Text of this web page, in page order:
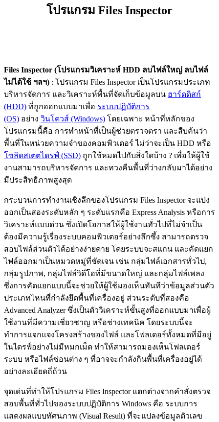
โปรแกรม Files Inspector
Files Inspector (โปรแกรมวิเคราะห์ HDD ลบไฟล์ใหญ่ ลบไฟล์
ไม่ได้ใช้ ฯลฯ) : โปรแกรม Files Inspector เป็นโปรแกรมประเภท
บริหารจัดการ และวิเคราะห์พื้นที่จัดเก็บข้อมูลบน ฮาร์ดดิสก์
(HDD) ที่ถูกออกแบบมาเพื่อ ระบบปฏิบัติการ
(OS) อย่าง วินโดวส์ (Windows) โดยเฉพาะ หน้าที่หลักของ
โปรแกรมนี้คือ การทำหน้าที่เป็นผู้ช่วยตรวจตรา และสืบค้นว่า
พื้นที่ในหน่วยความจำของคอมพิวเตอร์ ไม่ว่าจะเป็น HDD หรือ
โซลิดสเตตไดรฟ์ (SSD) ถูกใช้หมดไปกับสิ่งใดบ้าง ? เพื่อให้ผู้ใช้
งานสามารถบริหารจัดการ และทวงคืนพื้นที่ว่างกลับมาได้อย่าง
มีประสิทธิภาพสูงสุด
กระบวนการทำงานเชิงลึกของโปรแกรม Files Inspector จะแบ่ง
ออกเป็นสองระดับหลัก ๆ ระดับแรกคือ Express Analysis หรือการ
วิเคราะห์แบบด่วน ซึ่งเปิดโอกาสให้ผู้ใช้งานทั่วไปที่ไม่จำเป็น
ต้องมีความรู้เรื่องระบบคอมพิวเตอร์อย่างลึกซึ้ง สามารถตรวจ
สอบไฟล์ส่วนตัวได้อย่างง่ายดาย โดยระบบจะสแกน และคัดแยก
ไฟล์ออกมาเป็นหมวดหมู่ที่ชัดเจน เช่น กลุ่มไฟล์เอกสารทั่วไป,
กลุ่มรูปภาพ, กลุ่มไฟล์วิดีโอที่มีขนาดใหญ่ และกลุ่มไฟล์เพลง
ซึ่งการคัดแยกแบบนี้จะช่วยให้ผู้ใช้มองเห็นทันทีว่าข้อมูลส่วนตัว
ประเภทไหนที่กำลังยึดพื้นที่เครื่องอยู่ ส่วนระดับที่สองคือ
Advanced Analyzer ซึ่งเป็นตัววิเคราะห์ขั้นสูงที่ออกแบบมาเพื่อผู้
ใช้งานที่มีความเชี่ยวชาญ หรือช่างเทคนิค โดยระบบนี้จะ
ทำการแจกแจงโครงสร้างของไฟล์ และโฟลเดอร์ทั้งหมดที่มีอยู่
ในไดรฟ์อย่างไม่มีหมกเม็ด ทำให้สามารถมองเห็นโฟลเดอร์
ระบบ หรือไฟล์ซ่อนต่าง ๆ ที่อาจจะกำลังกินพื้นที่เครื่องอยู่ได้
อย่างละเอียดถี่ถ้วน
จุดเด่นที่ทำให้โปรแกรม Files Inspector แตกต่างจากคำสั่งตรวจ
สอบพื้นที่ทั่วไปของระบบปฏิบัติการ Windows คือ ระบบการ
แสดงผลแบบทัศนภาพ (Visual Result) ที่จะแปลงข้อมูลตัวเลข